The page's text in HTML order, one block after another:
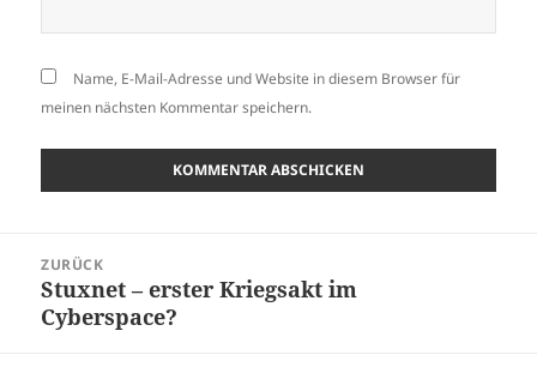
Name, E-Mail-Adresse und Website in diesem Browser für
meinen nächsten Kommentar speichern.
ZURÜCK
Vorheriger
Beitrag:
Stuxnet – erster Kriegsakt im
Cyberspace?